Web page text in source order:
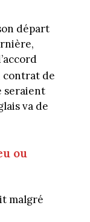
départ
de
seraient
va de
ou
malgré